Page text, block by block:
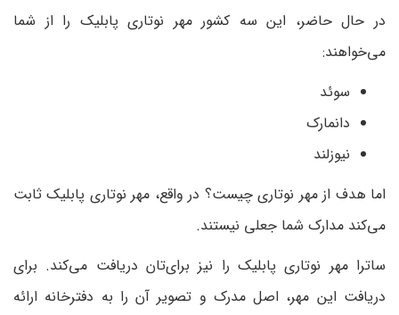
در حال حاضر، این سه کشور مهر نوتاری پابلیک را از شما
می‌خواهند:
سوئد
دانمارک
نیوزلند
اما هدف از مهر نوتاری چیست؟ در واقع، مهر نوتاری پابلیک ثابت
می‌کند مدارک شما جعلی نیستند.
ساترا مهر نوتاری پابلیک را نیز برای‌تان دریافت می‌کند. برای
دریافت این مهر، اصل مدرک و تصویر آن را به دفترخانه ارائه